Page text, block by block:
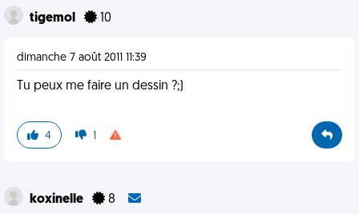
tigemol 10
dimanche 7 août 2011 11:39
Tu peux me faire un dessin ?;)
4 1
koxinelle 8